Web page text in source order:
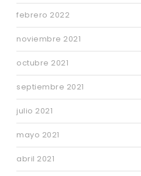
febrero 2022
noviembre 2021
octubre 2021
septiembre 2021
julio 2021
mayo 2021
abril 2021